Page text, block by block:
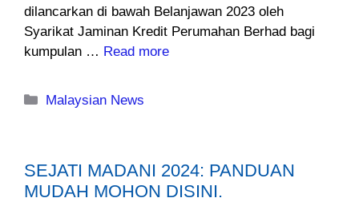
dilancarkan di bawah Belanjawan 2023 oleh
Syarikat Jaminan Kredit Perumahan Berhad bagi
kumpulan … Read more
Categories
Malaysian News
SEJATI MADANI 2024: PANDUAN
MUDAH MOHON DISINI.